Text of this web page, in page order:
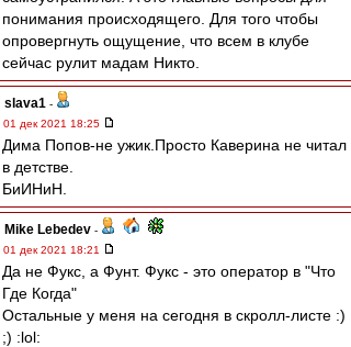
понимания происходящего. Для того чтобы
опровергнуть ощущение, что всем в клубе
сейчас рулит мадам Никто.
slava1 -
01 дек 2021 18:25
Дима Попов-не ужик.Просто Каверина не читал
в детстве.
БиИНиН.
Mike Lebedev -
01 дек 2021 18:21
Да не Фукс, а Фунт. Фукс - это оператор в "Что
Где Когда"
Остальные у меня на сегодня в скролл-листе :)
;) :lol: